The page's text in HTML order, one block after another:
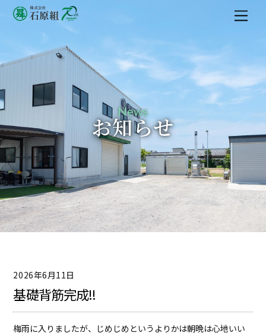
M
News
お知らせ
2026年6月11日
基礎背筋完成!!
梅雨に入りましたが、じめじめというよりかは朝晩は心地いい